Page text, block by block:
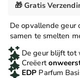
🎁 Gratis
De opvallende geur
samen te smelten
De geur blijft tot
Creëert
EDP Parfum